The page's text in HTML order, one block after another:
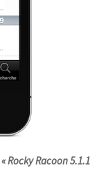
« Rocky Racoon 5.1.1